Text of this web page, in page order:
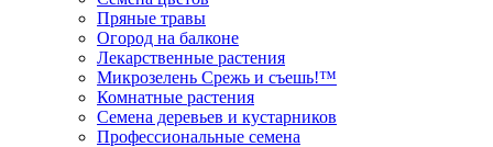
Пряные травы
Огород на балконе
Лекарственные растения
Микрозелень Срежь и съешь!™
Комнатные растения
Семена деревьев и кустарников
Профессиональные семена